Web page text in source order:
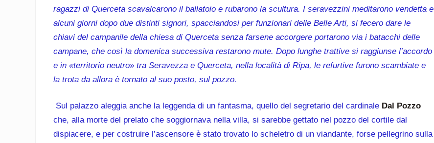
ragazzi di Querceta scavalcarono il ballatoio e rubarono la scultura. I seravezzini meditarono vendetta e
alcuni giorni dopo due distinti signori, spacciandosi per funzionari delle Belle Arti, si fecero dare le
chiavi del campanile della chiesa di Querceta senza farsene accorgere portarono via i batacchi delle
campane, che così la domenica successiva restarono mute. Dopo lunghe trattive si raggiunse l’accordo
e in «territorio neutro» tra Seravezza e Querceta, nella località di Ripa, le refurtive furono scambiate e
la trota da allora è tornato al suo posto, sul pozzo.
Sul palazzo aleggia anche la leggenda di un fantasma, quello del segretario del cardinale Dal Pozzo
che, alla morte del prelato che soggiornava nella villa, si sarebbe gettato nel pozzo del cortile dal
dispiacere, e per costruire l’ascensore è stato trovato lo scheletro di un viandante, forse pellegrino sulla